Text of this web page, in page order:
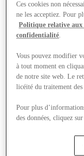
Ces cookies non
ne les acceptiez. Pour
Politique relative aux
confidentialité.
Vous pouvez modifier
à tout moment en
de notre site web. Le
licéité du traitement des
Pour plus
des données, cliquez